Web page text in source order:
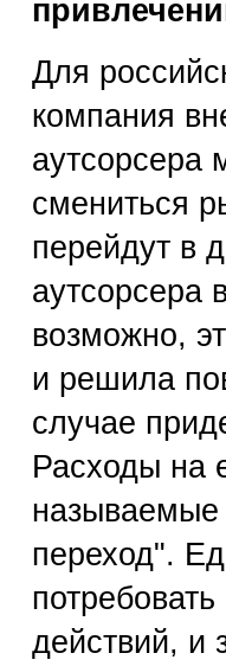
Для
компания
аутсорсера
смениться
перейдут в
аутсорсера
возможно,
и решила
случае
Расходы на
называемые
переход".
действий, и